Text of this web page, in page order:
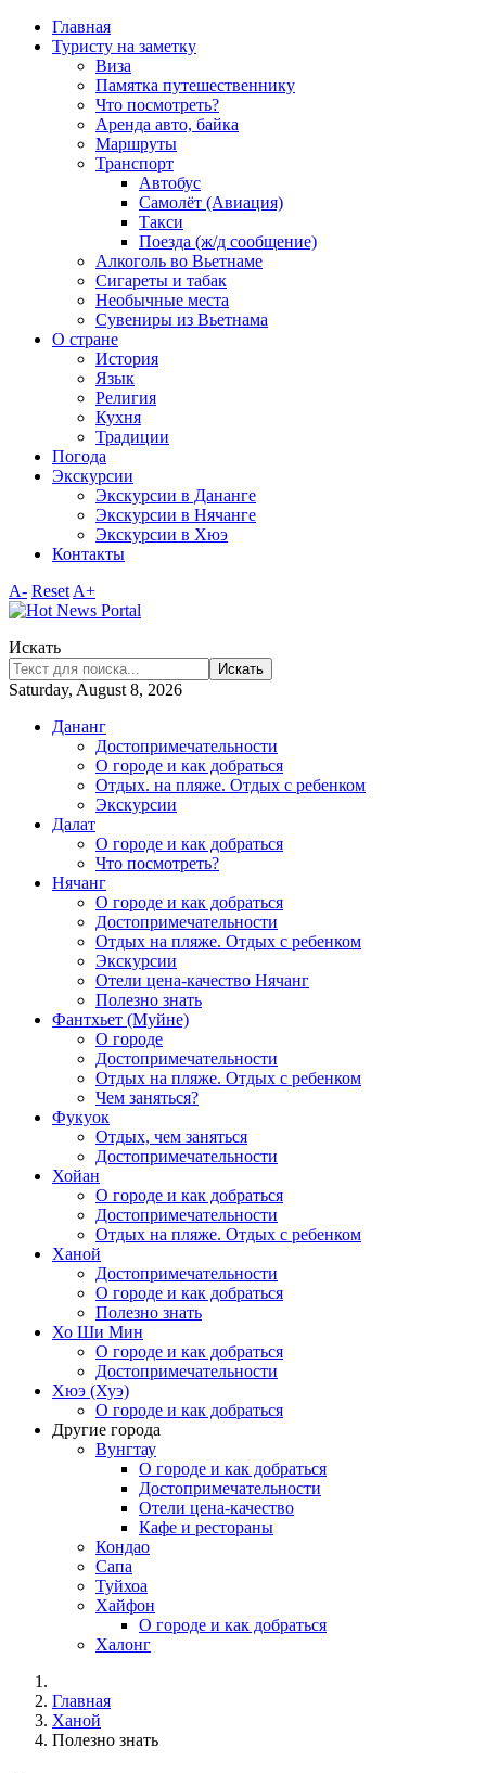
Главная
Туристу на заметку
Виза
Памятка путешественнику
Что посмотреть?
Аренда авто, байка
Маршруты
Транспорт
Автобус
Самолёт (Авиация)
Такси
Поезда (ж/д сообщение)
Алкоголь во Вьетнаме
Сигареты и табак
Необычные места
Сувениры из Вьетнама
О стране
История
Язык
Религия
Кухня
Традиции
Погода
Экскурсии
Экскурсии в Дананге
Экскурсии в Нячанге
Экскурсии в Хюэ
Контакты
A- Reset A+
Искать
Искать
Saturday, August 8, 2026
Дананг
Достопримечательности
О городе и как добраться
Отдых. на пляже. Отдых с ребенком
Экскурсии
Далат
О городе и как добраться
Что посмотреть?
Нячанг
О городе и как добраться
Достопримечательности
Отдых на пляже. Отдых с ребенком
Экскурсии
Отели цена-качество Нячанг
Полезно знать
Фантхьет (Муйне)
О городе
Достопримечательности
Отдых на пляже. Отдых с ребенком
Чем заняться?
Фукуок
Отдых, чем заняться
Достопримечательности
Хойан
О городе и как добраться
Достопримечательности
Отдых на пляже. Отдых с ребенком
Ханой
Достопримечательности
О городе и как добраться
Полезно знать
Хо Ши Мин
О городе и как добраться
Достопримечательности
Хюэ (Хуэ)
О городе и как добраться
Другие города
Вунгтау
О городе и как добраться
Достопримечательности
Отели цена-качество
Кафе и рестораны
Кондао
Сапа
Туйхоа
Хайфон
О городе и как добраться
Халонг
Главная
Ханой
Полезно знать